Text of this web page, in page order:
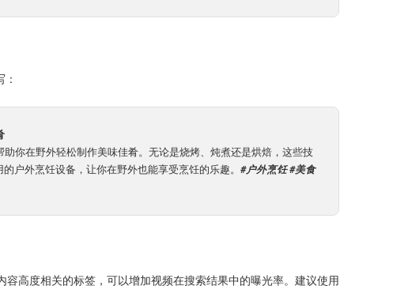
你在野外轻松制作美味佳肴。无论是烧烤、炖煮还是烘焙，这些技
户外烹饪设备，让你在野外也能享受烹饪的乐趣。 #户外烹饪 #美食
高度相关的标签，可以增加视频在搜索结果中的曝光率。建议使用